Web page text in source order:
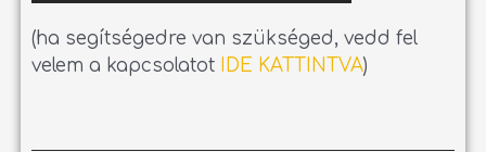
(ha segítségedre van szükséged, vedd fel
velem a kapcsolatot IDE KATTINTVA)